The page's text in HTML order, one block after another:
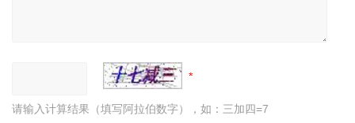
请输入计算结果（填写阿拉伯数字），如：三加四=7